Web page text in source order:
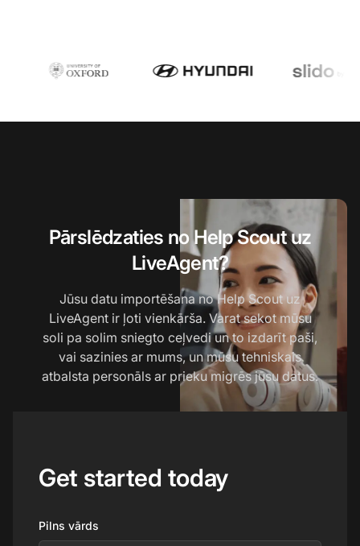
Pārslēdzaties no Help Scout uz
LiveAgent?
Jūsu datu importēšana no Help Scout uz
LiveAgent ir ļoti vienkārša. Varat sekot mūsu
soli pa solim sniegto ceļvedi un to izdarīt paši,
vai sazinies ar mums, un mūsu tehniskais
atbalsta personāls ar prieku migrēs jūsu datus.
Get started today
Pilns vārds